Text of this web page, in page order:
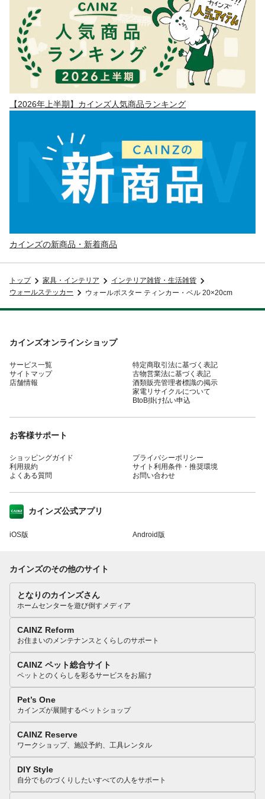
【2026年上半期】カインズ人気商品ランキング
カインズの新商品・新着商品
トップ 家具・インテリア
インテリア雑貨・生活雑貨
ウォールステッカー
ウォールポスター ティンカー・ベル 20×20cm
カインズオンラインショップ
サービス一覧
サイトマップ
店舗情報
特定商取引法に基づく表記
古物営業法に基づく表記
酒類販売管理者標識の掲示
家電リサイクルについて
BtoB掛け払い申込
お客様サポート
ショッピングガイド
利用規約
よくある質問
プライバシーポリシー
サイト利用条件・推奨環境
お問い合わせ
カインズ公式アプリ
iOS版 Android版
カインズのその他のサイト
となりのカインズさん
ホームセンターを遊び倒すメディア
CAINZ Reform
お住まいのメンテナンスとくらしのサポート
CAINZ ペット総合サイト
ペットとのくらしを彩るサービスをお届け
Pet’s One
カインズが展開するペットショップ
CAINZ Reserve
ワークショップ、施設予約、工具レンタル
DIY Style
自分でものづくりしたいすべての人をサポート